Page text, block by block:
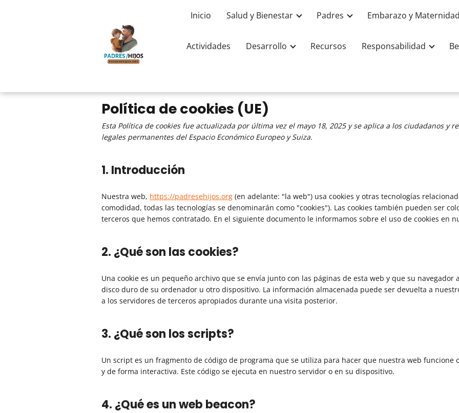
Inicio Salud y Bienestar Padres Embarazo y Maternidad
Actividades Desarrollo Recursos Responsabilidad
Política de cookies (UE)
Esta Política de cookies fue actualizada por última vez el mayo 18, 2025 y se aplica a los ciudadanos y
legales permanentes del Espacio Económico Europeo y Suiza.
1. Introducción
Nuestra web, https://padresehijos.org (en adelante: "la web") usa cookies y otras tecnologías
comodidad, todas las tecnologías se denominarán como "cookies"). Las cookies también pueden ser
terceros que hemos contratado. En el siguiente documento le informamos sobre el uso de cookies en
2. ¿Qué son las cookies?
Una cookie es un pequeño archivo que se envía junto con las páginas de esta web y que su navegador
disco duro de su ordenador u otro dispositivo. La información almacenada puede ser devuelta a
a los servidores de terceros apropiados durante una visita posterior.
3. ¿Qué son los scripts?
Un script es un fragmento de código de programa que se utiliza para hacer que nuestra web funcione
y de forma interactiva. Este código se ejecuta en nuestro servidor o en su dispositivo.
4. ¿Qué es un web beacon?